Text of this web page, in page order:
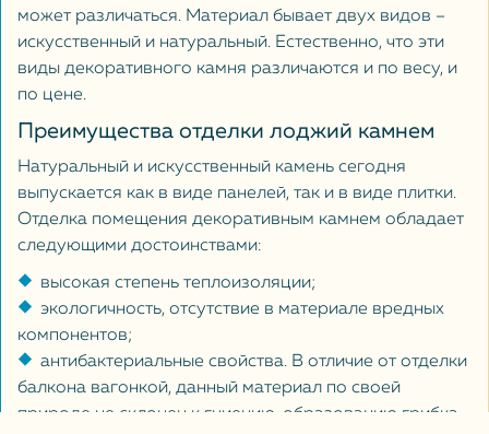
может различаться. Материал бывает двух видов –
искусственный и натуральный. Естественно, что эти
виды декоративного камня различаются и по весу, и
по цене.
Преимущества отделки лоджий камнем
Натуральный и искусственный камень сегодня
выпускается как в виде панелей, так и в виде плитки.
Отделка помещения декоративным камнем обладает
следующими достоинствами:
высокая степень теплоизоляции;
экологичность, отсутствие в материале вредных
компонентов;
антибактериальные свойства. В отличие от отделки
балкона вагонкой, данный материал по своей
природе не склонен к гниению, образованию грибка